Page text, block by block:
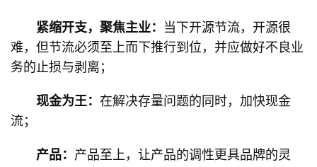
紧缩开支，聚焦主业： 当下开源节流，开源很
难，但节流必须至上而下推行到位，并应做好不良业
务的止损与剥离；
现金为王： 在解决存量问题的同时，加快现金
流；
产品： 产品至上，让产品的调性更具品牌的灵